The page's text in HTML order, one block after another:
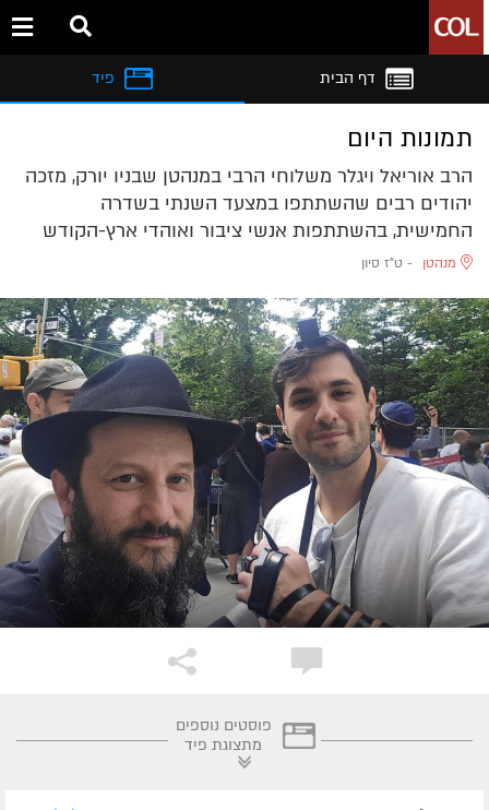
דף הבית
תמונות היום
הרב אוריאל ויגלר משלוחי הרבי במנהטן שבניו יורק, מזכה
יהודים רבים שהשתתפו במצעד השנתי בשדרה
החמישית, בהשתתפות אנשי ציבור ואוהדי ארץ-הקודש
מנהטן -ט"ז סיון
פוסטים נוספים
מתצוגת פיד